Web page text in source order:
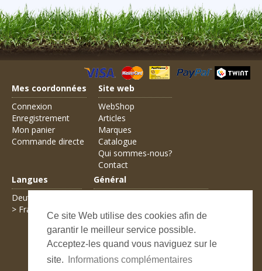
Ce site Web utilise des cookies afin de
garantir le meilleur service possible.
Acceptez-les quand vous naviguez sur le
site.
Informations complémentaires
Mes coordonnées
Connexion
Enregistrement
Mon panier
Commande directe
Site web
WebShop
Articles
Marques
Catalogue
Qui sommes-nous?
Contact
Langues
Deutsch
> Français
Général
Frais d'expédition
Modes de paiement
Informations légales
Protection des données
Contact